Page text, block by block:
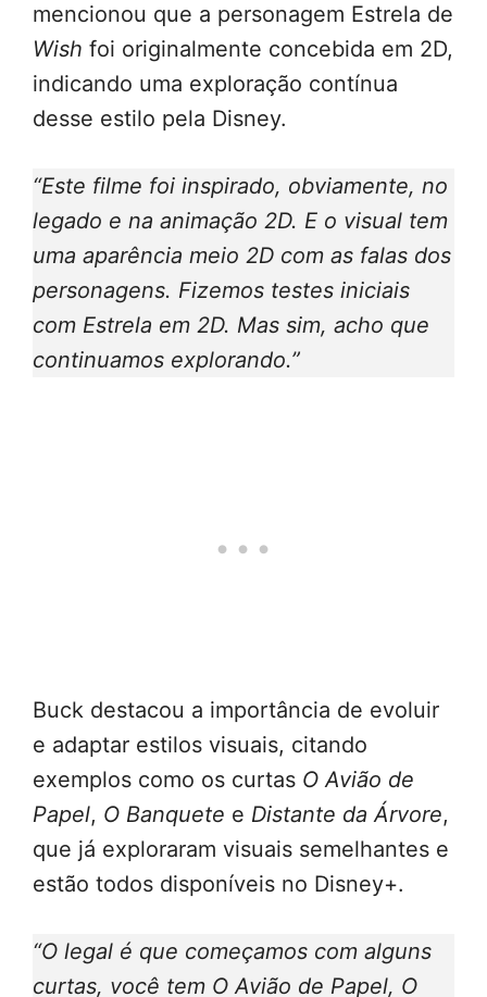
mencionou que a personagem Estrela de
Wish foi originalmente concebida em 2D,
indicando uma exploração contínua
desse estilo pela Disney.
“Este filme foi inspirado, obviamente, no
legado e na animação 2D. E o visual tem
uma aparência meio 2D com as falas dos
personagens. Fizemos testes iniciais
com Estrela em 2D. Mas sim, acho que
continuamos explorando.”
Buck destacou a importância de evoluir
e adaptar estilos visuais, citando
exemplos como os curtas O Avião de
Papel, O Banquete e Distante da Árvore,
que já exploraram visuais semelhantes e
estão todos disponíveis no Disney+.
“O legal é que começamos com alguns
curtas, você tem O Avião de Papel, O